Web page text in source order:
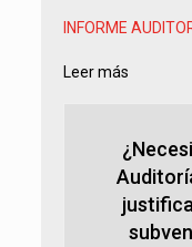
INFORME
Leer más